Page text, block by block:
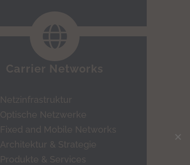
Carrier Networks
Netzinfrastruktur
Optische Netzwerke
Fixed and Mobile Networks
Architektur & Strategie
Produkte & Services